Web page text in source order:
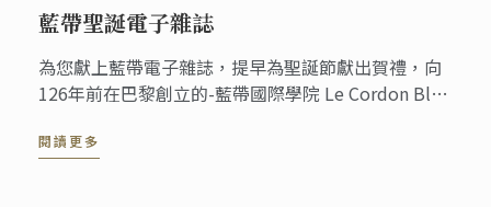
藍帶聖誕電子雜誌
為您獻上藍帶電子雜誌，提早為聖誕節獻出賀禮，向
126年前在巴黎創立的-藍帶國際學院 Le Cordon Bleu
閱讀更多